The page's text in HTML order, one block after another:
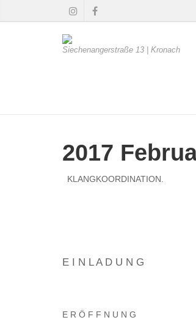
Siechenangerstraße 13 | Kronach
2017
KLANGKOORDINATION.
E I N L A D U N G
E R Ö F F N U N G